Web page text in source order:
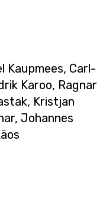
Kaupmees, Carl-
Karoo, Ragnar
Kristjan
Johannes